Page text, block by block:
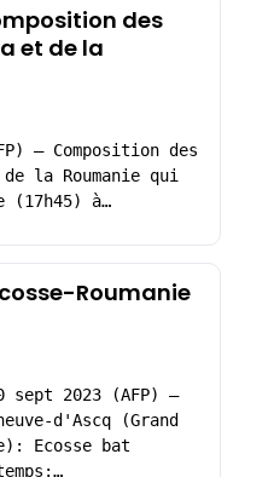
des
et de la
– Composition des
la Roumanie qui
(17h45) à…
Roumanie
sept 2023 (AFP) –
d'Ascq (Grand
Ecosse bat